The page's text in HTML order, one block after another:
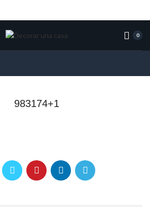
0
983174+1